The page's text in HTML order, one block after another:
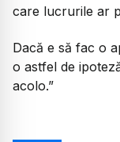
care lucrurile ar
Dacă e să fac o
o astfel de
acolo.”